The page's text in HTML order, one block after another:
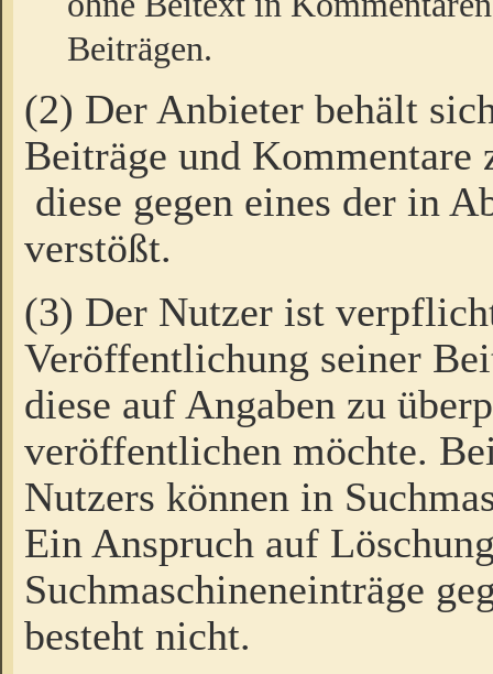
Beiträgen.
(2) Der Anbieter behält
Beiträge und Kommentare
diese gegen eines der in
verstößt.
(3) Der Nutzer ist
Veröffentlichung seiner
diese auf Angaben zu
veröffentlichen möchte.
Nutzers können in
Ein Anspruch auf
Suchmaschineneinträge
besteht nicht.